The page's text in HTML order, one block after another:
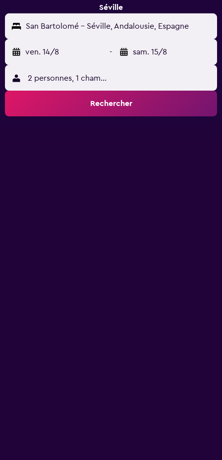
Séville
San Bartolomé - Séville, Andalousie, Espagne
ven. 14/8 - sam. 15/8
2 personnes, 1 chambre
Rechercher